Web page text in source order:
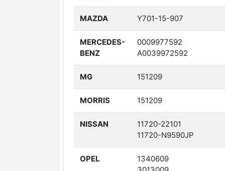
MAZDA Y701-15-907
MERCEDES-
BENZ
0009977592
A0039972592
MG 151209
MORRIS 151209
NISSAN 11720-22101
11720-N9590JP
OPEL 1340609